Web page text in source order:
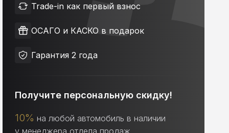
Trade-in как первый взнос
ОСАГО и КАСКО в подарок
Гарантия 2 года
Получите персональную скидку!
10% на любой автомобиль в наличии
у менеджера отдела продаж